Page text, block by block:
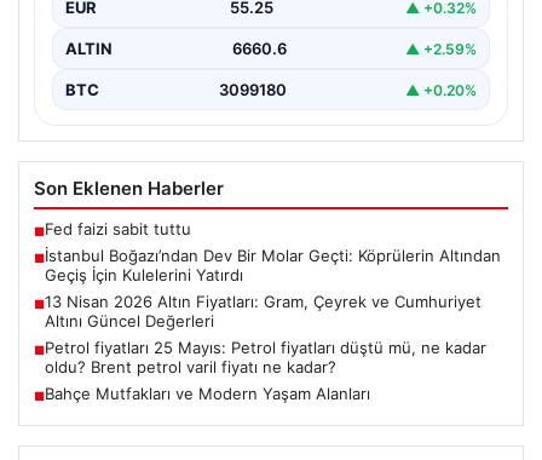
EUR 55.25 ▲ +0.32%
ALTIN 6660.6 ▲ +2.59%
BTC 3099180 ▲ +0.20%
Son Eklenen Haberler
■Fed faizi sabit tuttu
■İstanbul Boğazı’ndan Dev Bir Molar Geçti: Köprülerin Altından
Geçiş İçin Kulelerini Yatırdı
■13 Nisan 2026 Altın Fiyatları: Gram, Çeyrek ve Cumhuriyet
Altını Güncel Değerleri
■Petrol fiyatları 25 Mayıs: Petrol fiyatları düştü mü, ne kadar
oldu? Brent petrol varil fiyatı ne kadar?
■Bahçe Mutfakları ve Modern Yaşam Alanları